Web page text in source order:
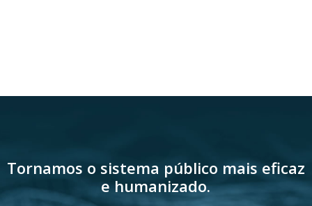
Tornamos o sistema público mais eficaz
e humanizado.